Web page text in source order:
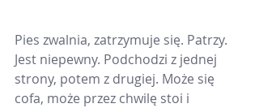
Pies zwalnia, zatrzymuje się. Patrzy.
Jest niepewny. Podchodzi z jednej
strony, potem z drugiej. Może się
cofa, może przez chwilę stoi i